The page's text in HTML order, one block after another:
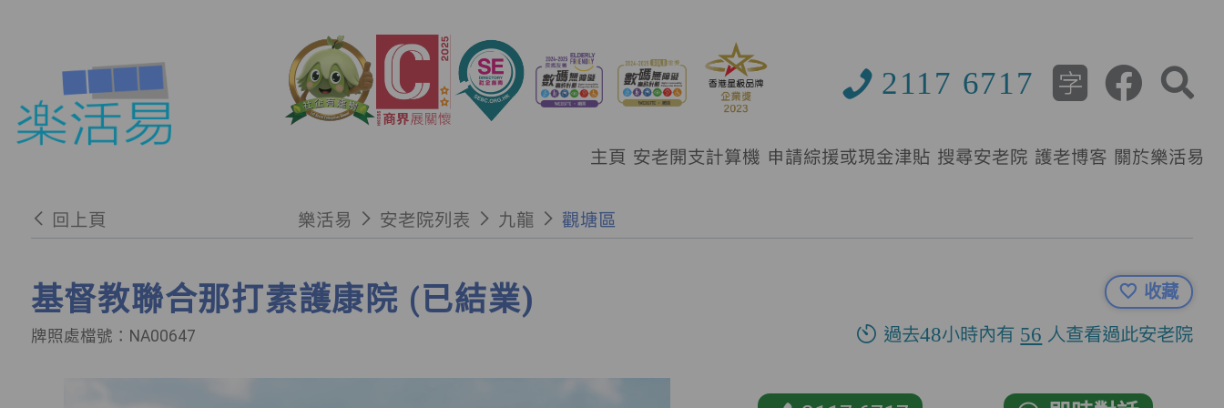
2117 6717
主頁 安老開支計算機 申請綜援或現金津貼 搜尋安老院 護老博客 關於樂活易
回上頁 樂活易 安老院列表 九龍 觀塘區
基督教聯合那打素護康院 (已結業)
牌照處檔號：NA00647
收藏
過去48小時內有 56 人查看過此安老院